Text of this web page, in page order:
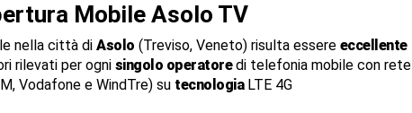
Mobile Asolo TV
nella città di Asolo (Treviso, Veneto) risulta essere eccellente
rilevati per ogni singolo operatoredi telefonia mobile con rete
Vodafone e WindTre) su tecnologiaLTE 4G